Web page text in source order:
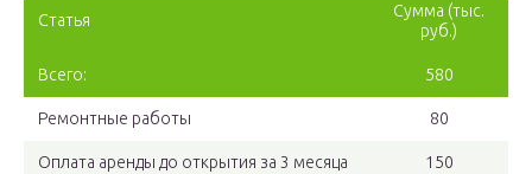
Статья
Сумма (тыс.
руб.)
Всего: 580
Ремонтные работы 80
Оплата аренды до открытия за 3 месяца 150